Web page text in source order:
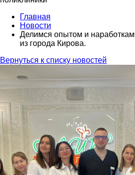
Главная
Новости
Делимся опытом и
из города Кирова.
Вернуться к списку новостей